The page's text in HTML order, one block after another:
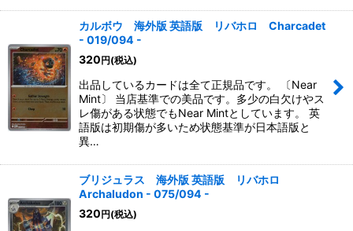
カルボウ 海外版 英語版 リバホロ Charcadet
- 019/094 -
320円(税込)
出品しているカードは全て正規品です。 〔Near
Mint〕 当店基準での美品です。多少の白欠けやス
レ傷がある状態でもNear Mintとしています。 英
語版は初期傷が多いため状態基準が日本語版と
異…
ブリジュラス 海外版 英語版 リバホロ
Archaludon - 075/094 -
320円(税込)